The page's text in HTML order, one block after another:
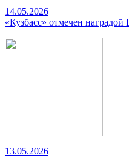
14.05.2026
«Кузбасс» отмечен
13.05.2026